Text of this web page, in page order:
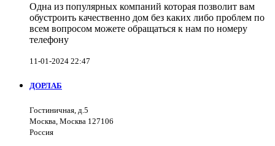
Одна из популярных компаний которая позволит вам
обустроить качественно дом без каких либо проблем по
всем вопросом можете обращаться к нам по номеру
телефону
11-01-2024 22:47
ДОРЛАБ
Гостиничная, д.5
Москва, Москва 127106
Россия